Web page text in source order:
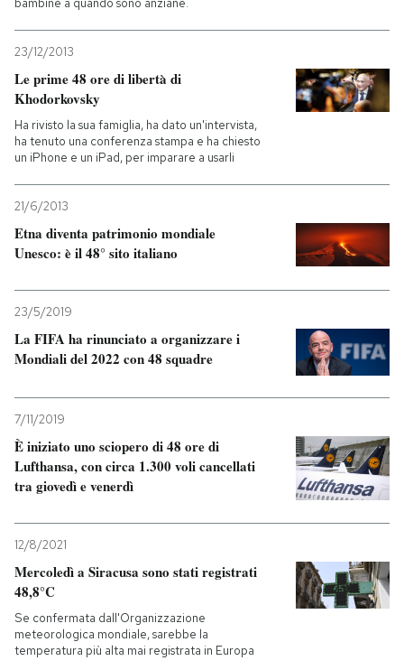
bambine a quando sono anziane.
23/12/2013
Le prime 48 ore di libertà di
Khodorkovsky
Ha rivisto la sua famiglia, ha dato un'intervista,
ha tenuto una conferenza stampa e ha chiesto
un iPhone e un iPad, per imparare a usarli
21/6/2013
Etna diventa patrimonio mondiale
Unesco: è il 48° sito italiano
23/5/2019
La FIFA ha rinunciato a organizzare i
Mondiali del 2022 con 48 squadre
7/11/2019
È iniziato uno sciopero di 48 ore di
Lufthansa, con circa 1.300 voli cancellati
tra giovedì e venerdì
12/8/2021
Mercoledì a Siracusa sono stati registrati
48,8°C
Se confermata dall'Organizzazione
meteorologica mondiale, sarebbe la
temperatura più alta mai registrata in Europa